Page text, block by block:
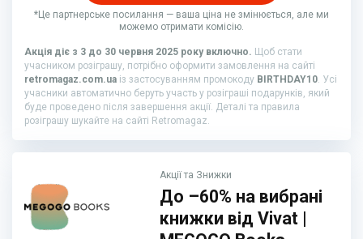
*Це партнерське посилання — ваша ціна не змінюється, але ми
можемо отримати комісію.
Акція діє з 3 до 30 червня 2025 року включно. Щоб стати
учасником розіграшу, потрібно оформити замовлення на сайті
retromagaz.com.ua із застосуванням промокоду BIRTHDAY10 . Усі
учасники автоматично беруть участь у розіграші подарунків, який
буде проведено після завершення акції. Деталі та правила
розіграшу шукайте на сайті Retromagaz.
Акції та Знижки
До –60% на вибрані
книжки від Vivat |